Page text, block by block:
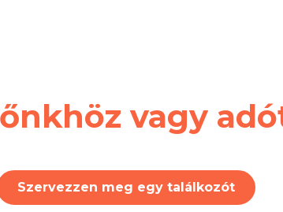
vagy
Szervezzen meg egy találkozót